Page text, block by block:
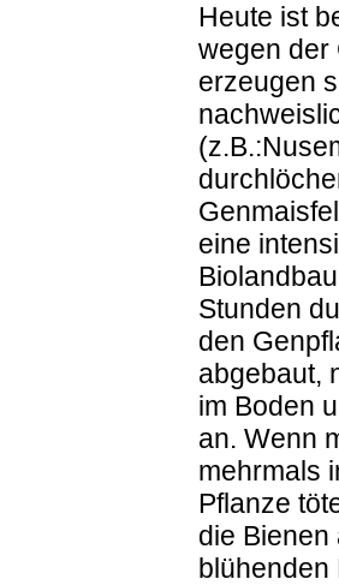
Heute ist
wegen der
erzeugen
eine
Stunden
den
abgebaut,
im Boden
an. Wenn
mehrmals
Pflanze
die
blühenden